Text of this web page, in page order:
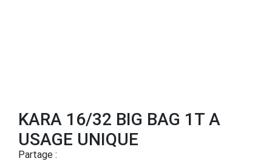
KARA 16/32 BIG BAG 1T A
USAGE UNIQUE
Partage :